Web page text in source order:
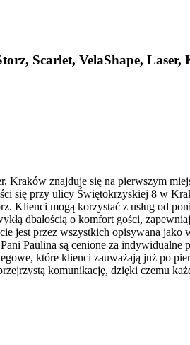
Scarlet, VelaShape, Laser,
znajduje się na pierwszym
się przy ulicy Świętokrzyskiej 8 w
Klienci mogą korzystać z usług od
dbałością o komfort gości,
jest przez wszystkich opisywana jako
Paulina są cenione za indywidualne
które klienci zauważają już po
komunikację, dzięki czemu